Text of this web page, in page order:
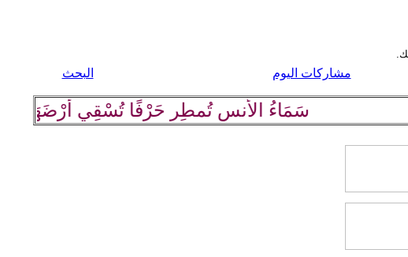
مشاركات اليوم البحث
سَمَاءُ الأُنسِ تُمطِر حَرْفًا تُسْقِي أرْضَهَا كلِمة